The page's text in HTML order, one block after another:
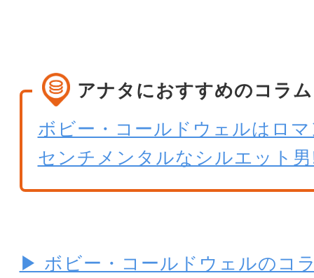
アナタにおすすめのコラム
ボビー・コールドウェルはロ
センチメンタルなシルエット
▶ ボビー・コールドウェルのコ